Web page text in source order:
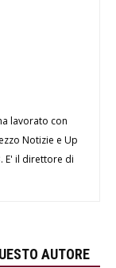
lavorato con
Notizie e Up
E' il direttore di
AUTORE